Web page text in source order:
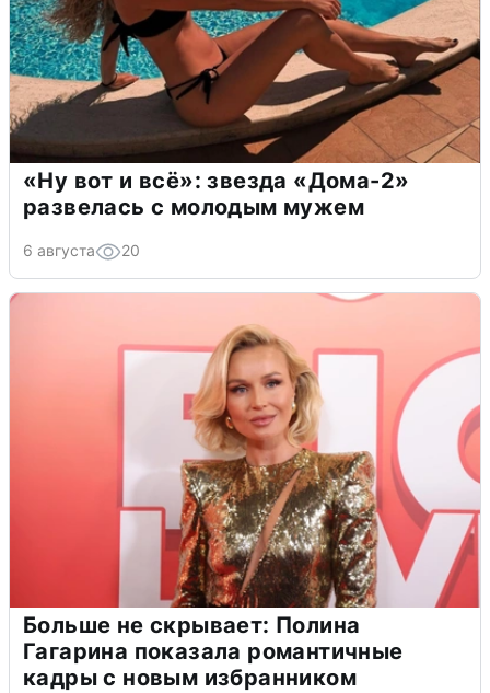
«Ну вот и всё»: звезда «Дома-2»
развелась с молодым мужем
6 августа 20
Больше не скрывает: Полина
Гагарина показала романтичные
кадры с новым избранником